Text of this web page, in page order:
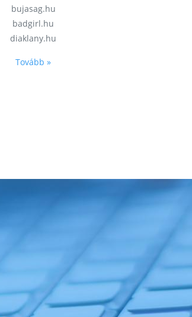
bujasag.hu
badgirl.hu
diaklany.hu
Tovább »